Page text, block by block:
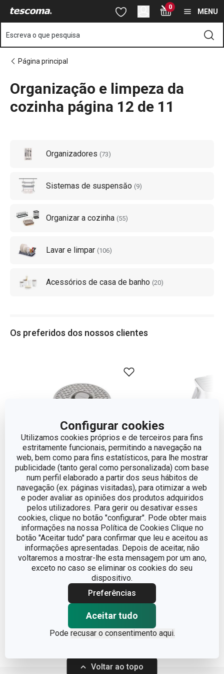
Configurar cookies
Utilizamos cookies próprios e de terceiros para fins
estritamente funcionais, permitindo a navegação na
web, bem como para fins estatísticos, para lhe mostrar
publicidade (tanto geral como personalizada) com base
num perfil elaborado a partir dos seus hábitos de
navegação (ex. páginas visitadas), para otimizar a web
e poder avaliar as opiniões dos produtos adquiridos
pelos utilizadores. Para gerir ou desativar esses
cookies, clique no botão "configurar". Pode obter mais
informações na nossa Política de Cookies Clique no
botão "Aceitar tudo" para confirmar que leu e aceitou as
informações apresentadas. Depois de aceitar, não
voltaremos a mostrar-lhe esta mensagem por um ano,
exceto no caso se eliminar os cookies do seu
dispositivo.
Preferências
Aceitar tudo
Pode recusar o consentimento aqui.
Está na página Produtos e acessórios organização e limpeza
Saltar para o conteúdo principal
Saltar para a pesquisa
Saltar para a navegação 0
MENU
Escreva o que pesquisa
Página principal
Organização e limpeza da
cozinha página 12 de 11
Organizadores (73)
Sistemas de suspensăo (9)
Organizar a cozinha (55)
Lavar e limpar (106)
Acessórios de casa de banho (20)
Os preferidos dos nossos clientes
Novidade
Filtro para banca em silicone
PURO ø 11 cm
€ 3,90
Disponível na loja online
COMPRAR
Caixote para
PURO
€ 24,90
Disponível na loja
COMPRAR
Voltar ao topo